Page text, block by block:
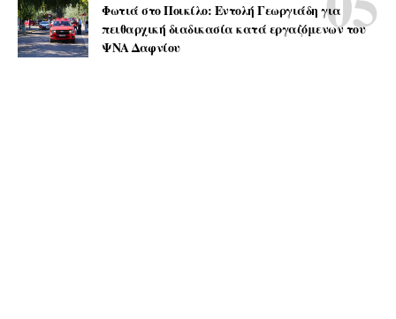
Φωτιά στο Ποικίλο: Εντολή Γεωργιάδη για
πειθαρχική διαδικασία κατά εργαζόμενων του
ΨΝΑ Δαφνίου